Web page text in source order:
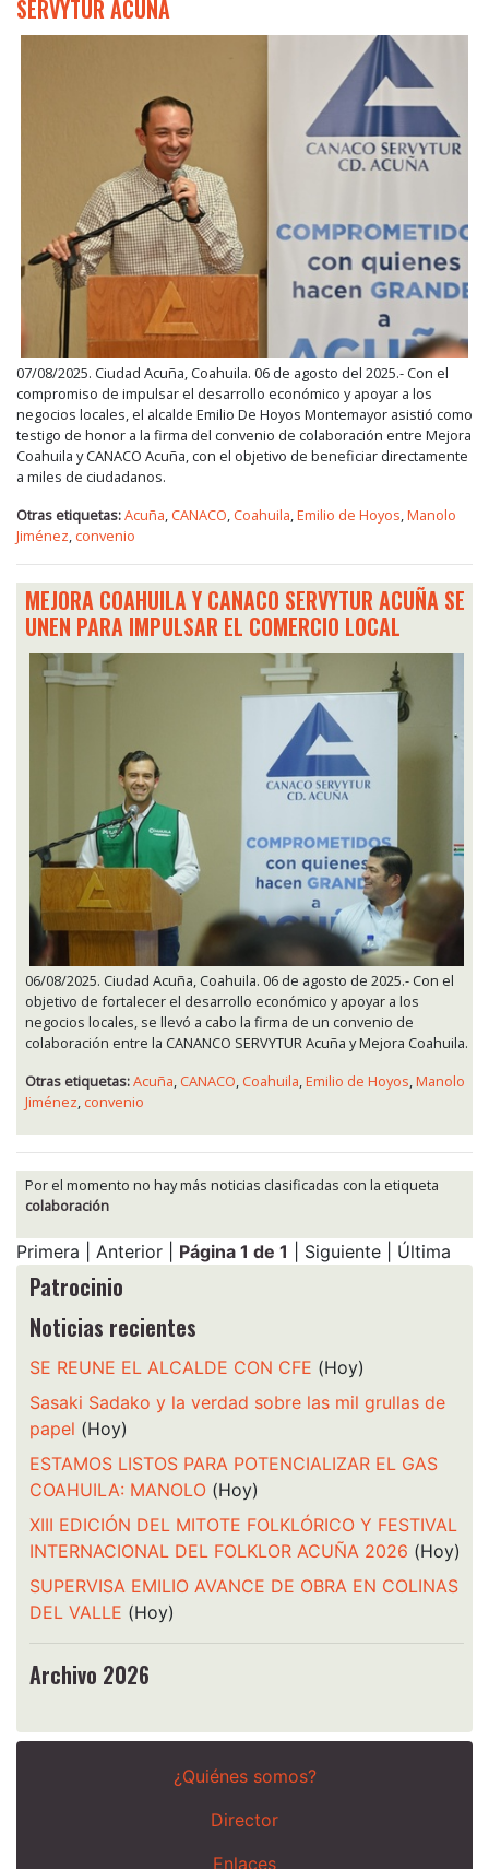
SERVYTUR ACUÑA
07/08/2025. Ciudad Acuña, Coahuila. 06 de agosto del 2025.- Con el
compromiso de impulsar el desarrollo económico y apoyar a los
negocios locales, el alcalde Emilio De Hoyos Montemayor asistió como
testigo de honor a la firma del convenio de colaboración entre Mejora
Coahuila y CANACO Acuña, con el objetivo de beneficiar directamente
a miles de ciudadanos.
Otras etiquetas:Acuña, CANACO, Coahuila,Emilio de Hoyos,Manolo
Jiménez, convenio
MEJORA COAHUILA Y CANACO SERVYTUR ACUÑA SE
UNEN PARA IMPULSAR EL COMERCIO LOCAL
06/08/2025. Ciudad Acuña, Coahuila. 06 de agosto de 2025.- Con el
objetivo de fortalecer el desarrollo económico y apoyar a los
negocios locales, se llevó a cabo la firma de un convenio de
colaboración entre la CANANCO SERVYTUR Acuña y Mejora Coahuila.
Otras etiquetas:Acuña, CANACO, Coahuila,Emilio de Hoyos,Manolo
Jiménez, convenio
Por el momento no hay más noticias clasificadas con la etiqueta
colaboración
Primera | Anterior | Página 1 de 1 | Siguiente | Última
Patrocinio
Noticias recientes
SE REUNE EL ALCALDE CON CFE (Hoy)
Sasaki Sadako y la verdad sobre las mil grullas de
papel (Hoy)
ESTAMOS LISTOS PARA POTENCIALIZAR EL GAS
COAHUILA: MANOLO (Hoy)
XIII EDICIÓN DEL MITOTE FOLKLÓRICO Y FESTIVAL
INTERNACIONAL DEL FOLKLOR ACUÑA 2026 (Hoy)
SUPERVISA EMILIO AVANCE DE OBRA EN COLINAS
DEL VALLE (Hoy)
Archivo 2026
¿Quiénes somos?
Director
Enlaces